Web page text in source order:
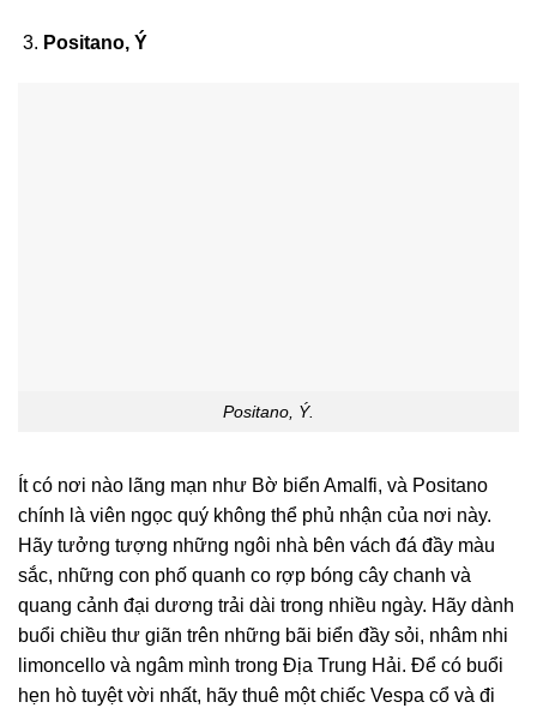
Positano, Ý
Positano, Ý.
Ít có nơi nào lãng mạn như Bờ biển Amalfi, và Positano
chính là viên ngọc quý không thể phủ nhận của nơi này.
Hãy tưởng tượng những ngôi nhà bên vách đá đầy màu
sắc, những con phố quanh co rợp bóng cây chanh và
quang cảnh đại dương trải dài trong nhiều ngày. Hãy dành
buổi chiều thư giãn trên những bãi biển đầy sỏi, nhâm nhi
limoncello và ngâm mình trong Địa Trung Hải. Để có buổi
hẹn hò tuyệt vời nhất, hãy thuê một chiếc Vespa cổ và đi